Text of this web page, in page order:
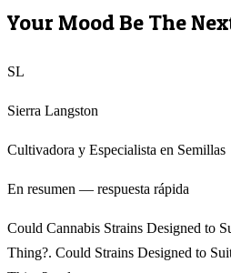
Your Mood Be The
SL
Sierra Langston
Cultivadora y Especialista en Semillas
En resumen — respuesta rápida
Could Cannabis Strains Designed to
Thing?. Could Strains Designed to